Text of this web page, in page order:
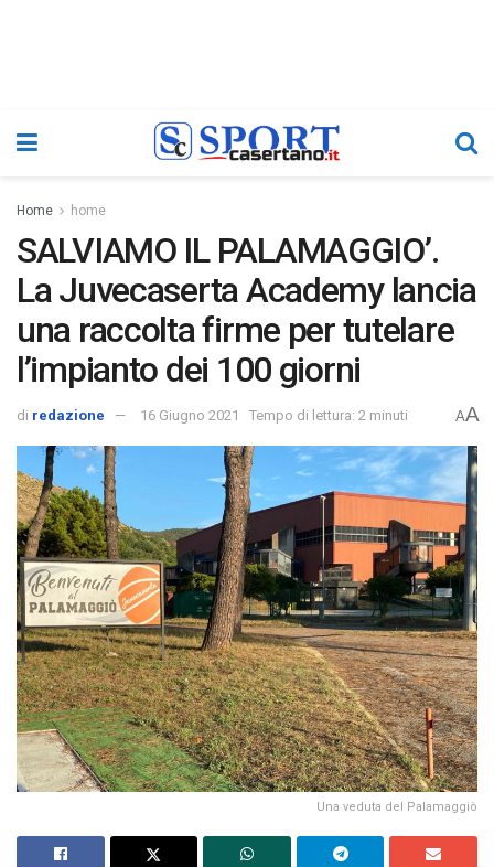
Home home
SALVIAMO IL PALAMAGGIO’.
La Juvecaserta Academy lancia
una raccolta firme per tutelare
l’impianto dei 100 giorni
di redazione 16 Giugno 2021 Tempo di lettura: 2 minuti AA
Una veduta del Palamaggiò